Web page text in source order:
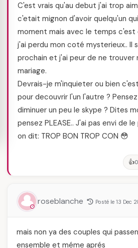
C'est vrais qu'au debut j'ai trop
c'etait mignon d'avoir quelqu'un
moment mais avec le temps c'est
j'ai perdu mon coté mysterieux.. Il
prochain et j'ai peur de ne trouver
mariage.
Devrais-je m'inquieter ou bien
pour decouvrir l'un l'autre ?
diminuer un peu le skype ? Dites
pensez PLEASE.. J'ai pas envi de
on dit: TROP BON TROP CON 😳
👍0
roseblanche Posté le 13 Dec
mais non ya des couples qui
ensemble et méme aprés